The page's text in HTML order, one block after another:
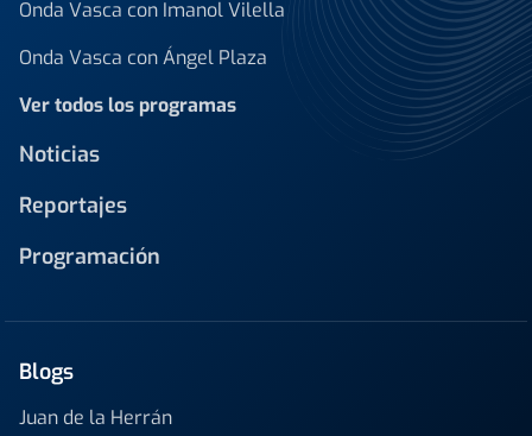
Onda Vasca con Imanol Vilella
Onda Vasca con Ángel Plaza
Ver todos los programas
Noticias
Reportajes
Programación
Blogs
Juan de la Herrán